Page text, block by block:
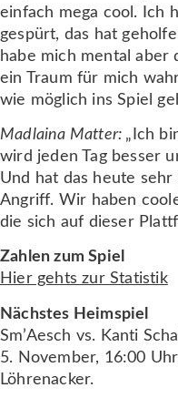
einfach mega cool. Ich
gespürt, das hat
habe mich mental aber
ein Traum für mich
wie möglich ins Spiel
Madlaina Matter: „Ich
wird jeden Tag besser
Und hat das heute
Angriff. Wir haben
die sich auf dieser
Zahlen zum Spiel
Hier gehts zur Statistik
Nächstes Heimspiel
Sm’Aesch vs. Kanti
5. November, 16:00
Löhrenacker.